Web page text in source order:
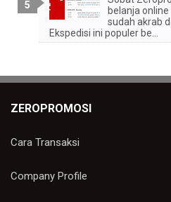
belanja
sudah akrab
Ekspedisi ini populer be...
ZEROPROMOSI
Cara Transaksi
Company Profile